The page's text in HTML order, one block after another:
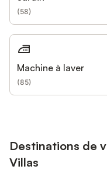
(58)
Machine à laver
(85)
Destinations de
Villas